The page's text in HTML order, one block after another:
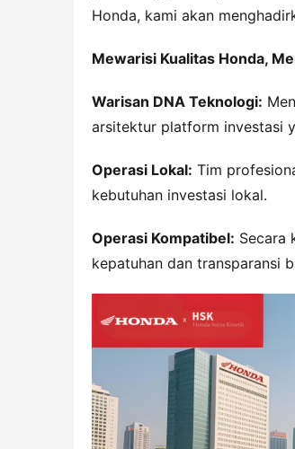
Honda, kami akan
Mewarisi Kualitas Honda,
Warisan DNA Teknologi:
arsitektur platform investasi
Operasi Lokal: Tim
kebutuhan investasi lokal.
Operasi Kompatibel: Secara
kepatuhan dan transparansi